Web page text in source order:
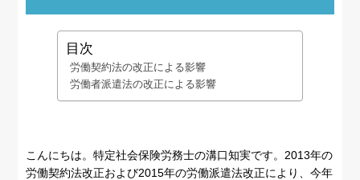
目次
労働契約法の改正による影響
労働者派遣法の改正による影響
こんにちは。特定社会保険労務士の溝口知実です。2013年の
労働契約法改正および2015年の労働派遣法改正により、今年